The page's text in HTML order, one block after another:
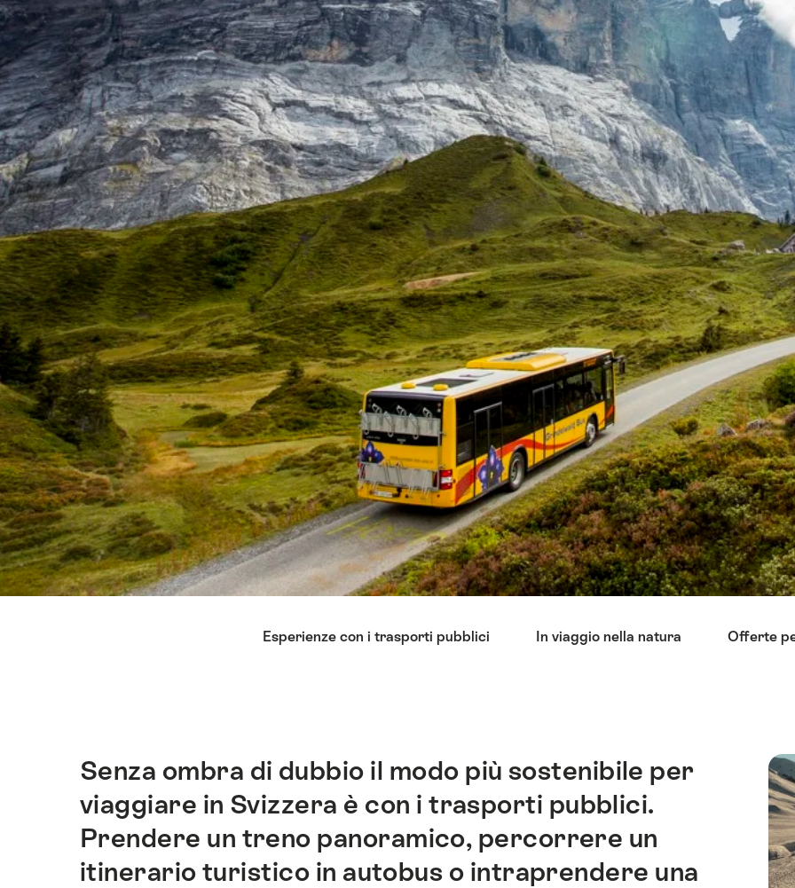
ai
punti
di
ancoraggio
di
questo
Esperienze con i trasporti pubblici In viaggio nella natura Offerte
Introduzione
Senza ombra di dubbio il modo più sostenibile per
viaggiare in Svizzera è con i trasporti pubblici.
Prendere un treno panoramico, percorrere un
itinerario turistico in autobus o intraprendere una